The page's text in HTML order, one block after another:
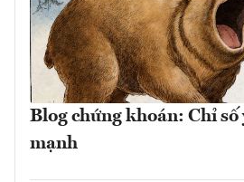
Blog chứng khoán: Chỉ số
mạnh